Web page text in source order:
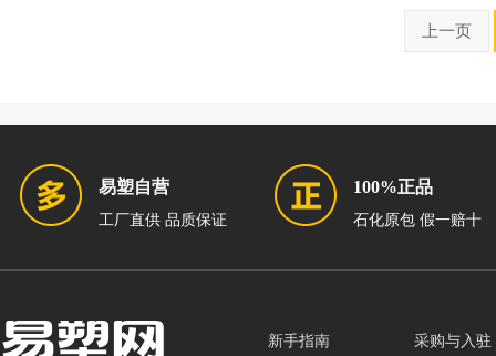
上一页
易塑自营
工厂直供 品质保证
100%正品
石化原包 假一赔十
新手指南 采购与入驻